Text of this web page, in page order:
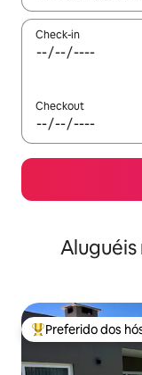
Check-in
Checkout
Aluguéis
Entre os melhores
Preferido dos